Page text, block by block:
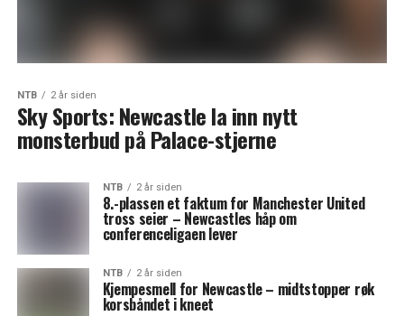
NTB 2 år siden
Sky Sports: Newcastle la inn nytt
monsterbud på Palace-stjerne
NTB 2 år siden
8.-plassen et faktum for Manchester United
tross seier – Newcastles håp om
conferenceligaen lever
NTB 2 år siden
Kjempesmell for Newcastle – midtstopper røk
korsbåndet i kneet